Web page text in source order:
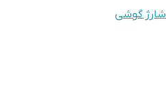
شارژ گوشی